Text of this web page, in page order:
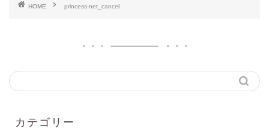
HOME princess-net_cancel
カテゴリー